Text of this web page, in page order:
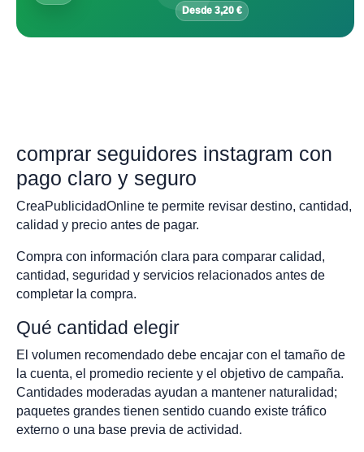
Desde 3,20 €
comprar seguidores instagram con
pago claro y seguro
CreaPublicidadOnline te permite revisar destino, cantidad,
calidad y precio antes de pagar.
Compra con información clara para comparar calidad,
cantidad, seguridad y servicios relacionados antes de
completar la compra.
Qué cantidad elegir
El volumen recomendado debe encajar con el tamaño de
la cuenta, el promedio reciente y el objetivo de campaña.
Cantidades moderadas ayudan a mantener naturalidad;
paquetes grandes tienen sentido cuando existe tráfico
externo o una base previa de actividad.